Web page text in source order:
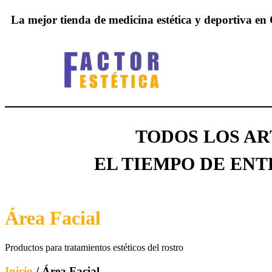
La mejor tienda de medicina estética y deportiva en
TODOS LOS
EL TIEMPO DE
Área Facial
Productos para tratamientos estéticos del rostro